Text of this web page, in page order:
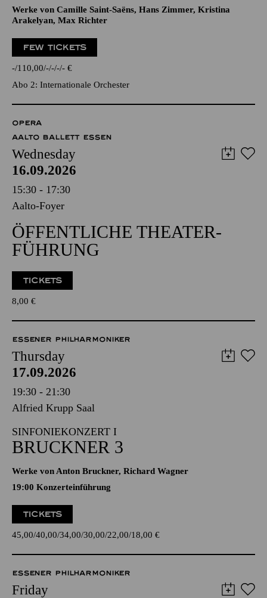
Werke von Camille Saint-Saëns, Hans Zimmer, Kristina
Arakelyan, Max Richter
FEW TICKETS
- 110,00 - - - - €
Abo 2: Internationale Orchester
OPERA
AALTO BALLETT ESSEN
Wednesday
16.09.2026
15:30 - 17:30
Aalto-Foyer
ÖFFENTLICHE THEATER­
FÜHRUNG
TICKETS
8,00 €
ESSENER PHILHARMONIKER
Thursday
17.09.2026
19:30 - 21:30
Alfried Krupp Saal
SINFONIEKONZERT I
BRUCKNER 3
Werke von Anton Bruckner, Richard Wagner
19:00 Konzerteinführung
TICKETS
45,00 40,00 34,00 30,00 22,00 18,00 €
ESSENER PHILHARMONIKER
Friday